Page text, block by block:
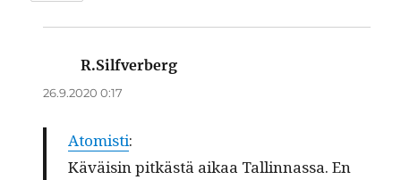
R.Silfverberg
26.9.2020 0:17
Atom­isti:
Käväisin pitkästä aikaa Tallinnas­sa. En